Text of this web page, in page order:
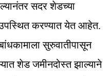
सदर शेडच्या
उपस्थित करण्यात येत आहेत.
सुरुवातीपासून
शेड जमीनदोस्त झाल्याने